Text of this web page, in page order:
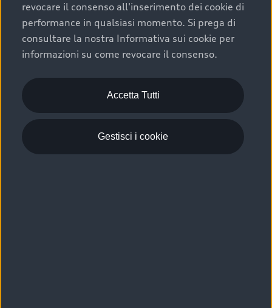
Acquistare un’auto usata in una Concessionaria ufficiale
Audi che offre l’usato garantito tramite Audi Prima
Scelta :plus, significa affidarsi ad un prodotto che viene
sottoposto a 110 controlli approfonditi e coperto da
garanzia fino a 4 anni per una maggiore tutela del tuo
acquisto.
revocare il consenso all'inserimento dei cookie di
performance in qualsiasi momento. Si prega di
consultare la nostra Informativa sui cookie per
informazioni su come revocare il consenso.
Accetta Tutti
Gestisci i cookie